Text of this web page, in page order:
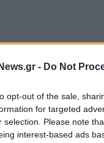
- Do Not
opt-out of the sale,
for targeted
selection. Please note
interest-based ads
αυξημένα
κέρδη μετά φόρων